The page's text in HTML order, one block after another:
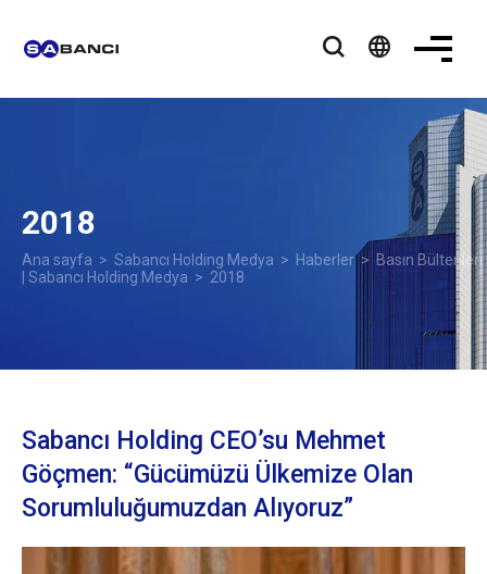
language
2018
Ana sayfa > Sabancı Holding Medya > Haberler> Basın Bültenleri
| Sabancı Holding Medya > 2018
Sabancı Holding CEO’su Mehmet
Göçmen: “Gücümüzü Ülkemize Olan
Sorumluluğumuzdan Alıyoruz”